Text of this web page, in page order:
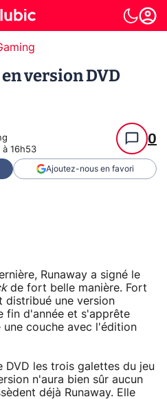
version DVD
à 16h53
0
Ajoutez-nous en favori
Runaway a signé le
de fort belle manière. Fort
distribué une version
fin d'année et s'apprête
une couche avec l'édition
DVD les trois galettes du jeu
n'aura bien sûr aucun
déjà Runaway. Elle